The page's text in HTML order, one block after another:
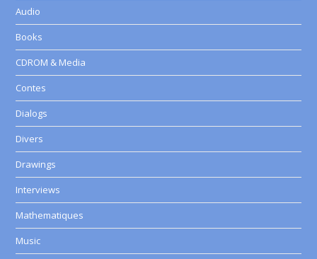
Audio
Books
CDROM & Media
Contes
Dialogs
Divers
Drawings
Interviews
Mathematiques
Music